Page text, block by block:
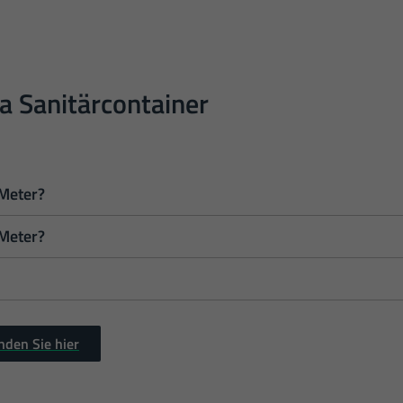
Sanitärcontainer
2,99 Meter lang, 2,46 Meter breit und hat eine
6,06 Meter lang, 2,44 Meter breit und hat eine
Wasserversorgung und Abwasserentsorgung. Die
über autarke Systeme wie Wassertanks und Klärgruben.
Sie hier